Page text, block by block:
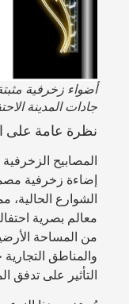
أضواء زخرفية مثبتة
جادات المدينة
نظرة عامة على
المصابيح الزخرفية
إضاءة زخرفية مصممة
الشوارع الحالية، مما
معالم بصرية
من المساحة الأرضية،
والمناطق التجارية
التأثير على تدفق